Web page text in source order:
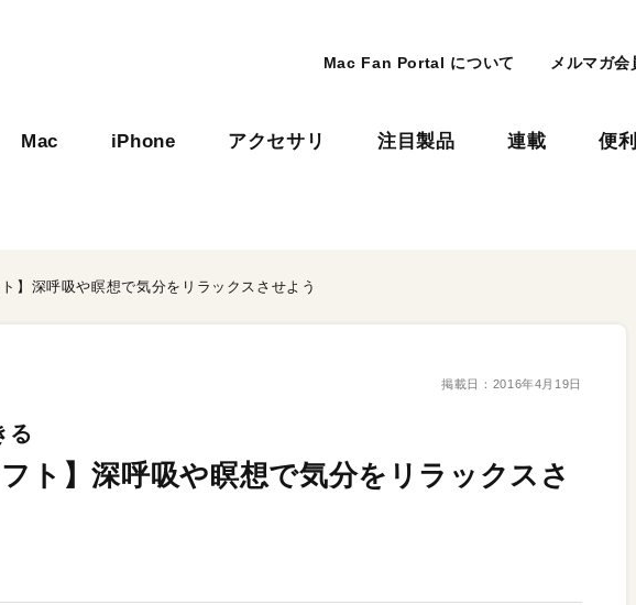
Mac Fan Portal について メルマガ会
Mac iPhone アクセサリ 注目製品 連載 便
ト】深呼吸や瞑想で気分をリラックスさせよう
掲載日： 2016年4月19日
る
ト】深呼吸や瞑想で気分をリラックスさ